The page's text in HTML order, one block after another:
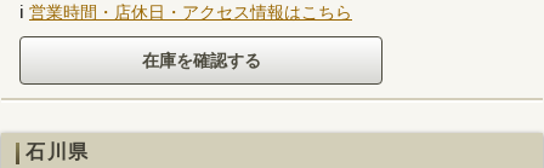
ℹ 営業時間・店休日・アクセス情報はこちら
石川県